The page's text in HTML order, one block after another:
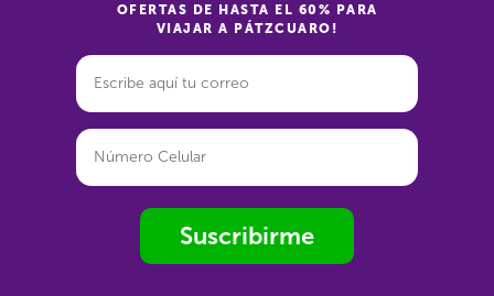
OFERTAS DE HASTA EL 60% PARA
VIAJAR A PÁTZCUARO!
Suscribirme